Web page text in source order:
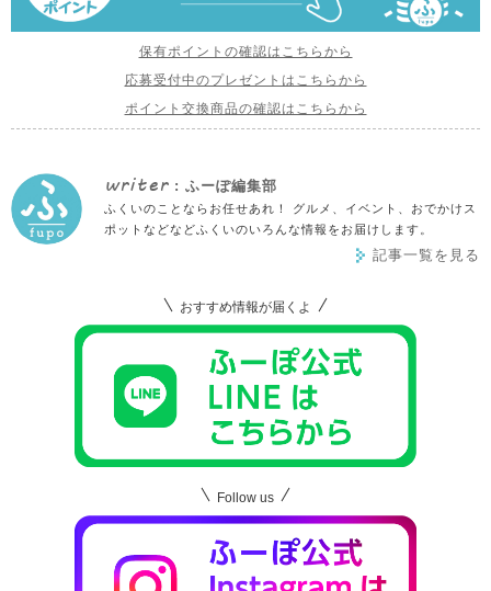
保有ポイントの確認はこちらから
応募受付中のプレゼントはこちらから
ポイント交換商品の確認はこちらから
writer : ふーぽ編集部
ふくいのことならお任せあれ！ グルメ、イベント、おでかけス
ポットなどなどふくいのいろんな情報をお届けします。
記事一覧を見る
おすすめ情報が届くよ
Follow us